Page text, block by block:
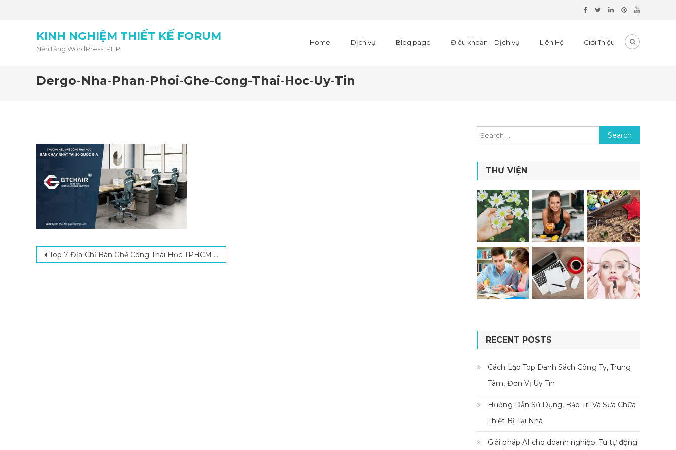
KINH NGHIỆM THIẾT KẾ FORUM
Nền tảng WordPress, PHP
Home Dịch vụ Blog page Điều khoản – Dịch vụ Liên Hệ Giới Thiệu
Dergo-Nha-Phan-Phoi-Ghe-Cong-Thai-Hoc-Uy-Tin
Post navigation
Top 7 Địa Chỉ Bán Ghế Công Thái Học TPHCM Chất Lượng, Giá Tốt
Search for:
THƯ VIỆN
RECENT POSTS
Cách Lập Top Danh Sách Công Ty, Trung
Tâm, Đơn Vị Uy Tín
Hướng Dẫn Sử Dụng, Bảo Trì Và Sửa Chữa
Thiết Bị Tại Nhà
Giải pháp AI cho doanh nghiệp: Từ tự động